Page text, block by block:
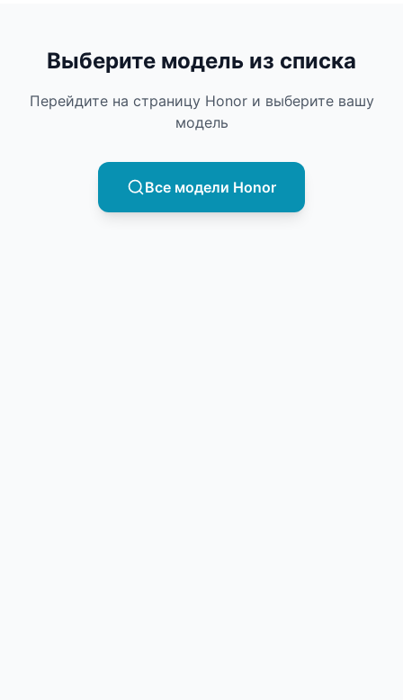
Выберите модель из списка
Перейдите на страницу Honorи выберите вашу
модель
Все модели Honor